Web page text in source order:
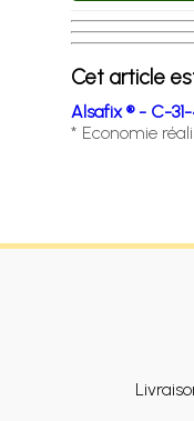
Cet article
Alsafix ® - C-
* Economie